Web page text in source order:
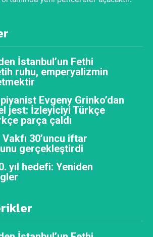
İstanbul’un Fethi
ruhu, emperyalizmin
Evgeny Grinko’dan
jest: İzleyiciyi Türkçe
parça çaldı
Vakfı 30’uncu iftar
gerçekleştirdi
yıl hedefi: Yeniden